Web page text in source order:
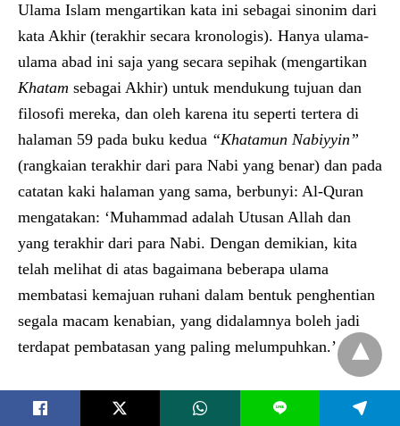
Ulama Islam mengartikan kata ini sebagai sinonim dari
kata Akhir (terakhir secara kronologis). Hanya ulama-
ulama abad ini saja yang secara sepihak (mengartikan
Khatam sebagai Akhir) untuk mendukung tujuan dan
filosofi mereka, dan oleh karena itu seperti tertera di
halaman 59 pada buku kedua “Khatamun Nabiyyin”
(rangkaian terakhir dari para Nabi yang benar) dan pada
catatan kaki halaman yang sama, berbunyi: Al-Quran
mengatakan: ‘Muhammad adalah Utusan Allah dan
yang terakhir dari para Nabi. Dengan demikian, kita
telah melihat di atas bagaimana beberapa ulama
membatasi kemajuan ruhani dalam bentuk penghentian
segala macam kenabian, yang didalamnya boleh jadi
terdapat pembatasan yang paling melumpuhkan.’
Perbedaan dogmatis dalam sebuah agama yang berasal
L